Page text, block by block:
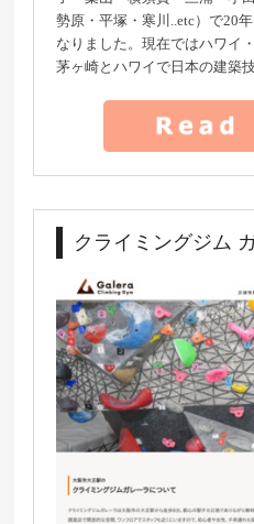
勢原・平塚・寒川..etc）で20
なりました。現在ではハワイ
茅ヶ崎とハワイで日本の建築
クライミングジム